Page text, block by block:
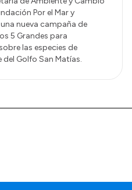
Por el Mar y
nueva campaña de
5 Grandes para
las especies de
Golfo San Matías.